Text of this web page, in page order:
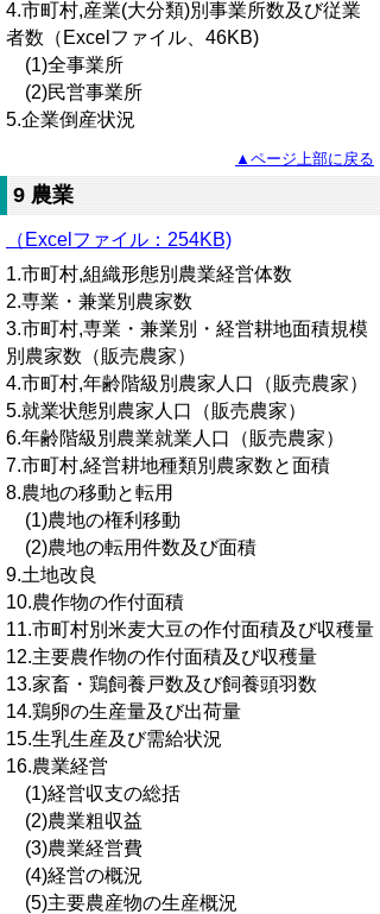
4.市町村,産業(大分類)別事業所数及び従業
者数（Excelファイル、46KB)
(1)全事業所
(2)民営事業所
5.企業倒産状況
▲ページ上部に戻る
9 農業
（Excelファイル：254KB)
1.市町村,組織形態別農業経営体数
2.専業・兼業別農家数
3.市町村,専業・兼業別・経営耕地面積規模
別農家数（販売農家）
4.市町村,年齢階級別農家人口（販売農家）
5.就業状態別農家人口（販売農家）
6.年齢階級別農業就業人口（販売農家）
7.市町村,経営耕地種類別農家数と面積
8.農地の移動と転用
(1)農地の権利移動
(2)農地の転用件数及び面積
9.土地改良
10.農作物の作付面積
11.市町村別米麦大豆の作付面積及び収穫量
12.主要農作物の作付面積及び収穫量
13.家畜・鶏飼養戸数及び飼養頭羽数
14.鶏卵の生産量及び出荷量
15.生乳生産及び需給状況
16.農業経営
(1)経営収支の総括
(2)農業粗収益
(3)農業経営費
(4)経営の概況
(5)主要農産物の生産概況